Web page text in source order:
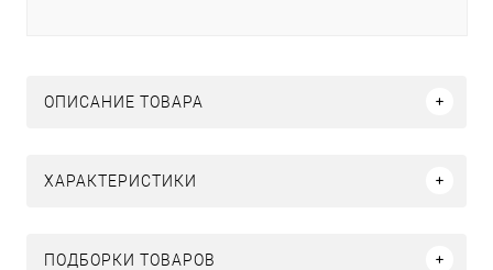
ОПИСАНИЕ ТОВАРА
ХАРАКТЕРИСТИКИ
ПОДБОРКИ ТОВАРОВ